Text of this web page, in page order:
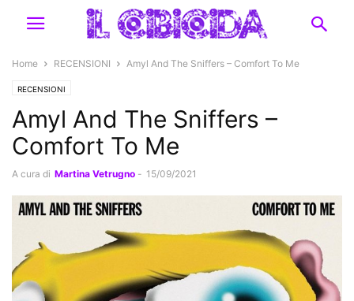
Home RECENSIONI Amyl And The Sniffers – Comfort To Me
RECENSIONI
Amyl And The Sniffers –
Comfort To Me
A cura di Martina Vetrugno - 15/09/2021